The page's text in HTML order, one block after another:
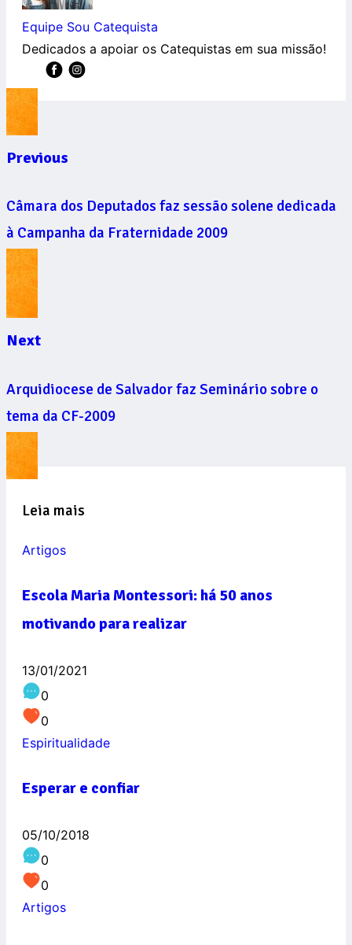
Equipe Sou Catequista
Dedicados a apoiar os Catequistas em sua missão!
Previous
Câmara dos Deputados faz sessão solene dedicada
à Campanha da Fraternidade 2009
Next
Arquidiocese de Salvador faz Seminário sobre o
tema da CF-2009
Leia mais
Artigos
Escola Maria Montessori: há 50 anos
motivando para realizar
13/01/2021
0
0
Espiritualidade
Esperar e confiar
05/10/2018
0
0
Artigos